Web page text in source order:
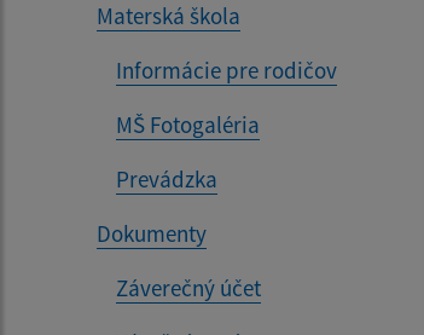
Materská škola
Informácie pre rodičov
MŠ Fotogaléria
Prevádzka
Dokumenty
Záverečný účet